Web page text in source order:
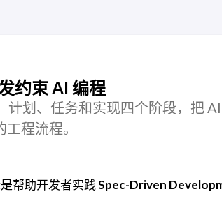
约束 AI 编程
划、任务和实现四个阶段，把
程流程。
帮助开发者实践Spec-Driven